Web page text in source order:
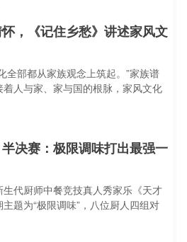
，《记住乡愁》讲述家风文
全部都从家族观念上筑起。”家族谱
人与家、家与国的根脉，家风文化
决赛：极限调味打出最强一
代厨师中餐竞技真人秀家乐《天才
题为“极限调味”，八位厨人四组对